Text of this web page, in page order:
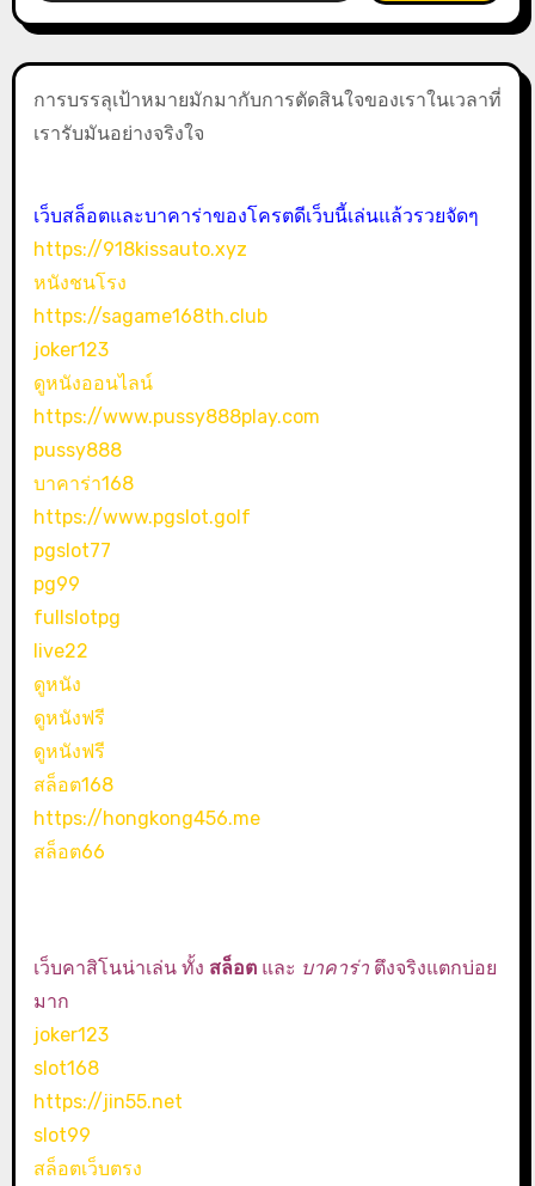
การบรรลุเป้าหมายมักมากับการตัดสินใจของเราในเวลาที่
เรารับมันอย่างจริงใจ
เว็บสล็อตและบาคาร่าของโครตดีเว็บนี้เล่นแล้วรวยจัดๆ
https://918kissauto.xyz
หนังชนโรง
https://sagame168th.club
joker123
ดูหนังออนไลน์
https://www.pussy888play.com
pussy888
บาคาร่า168
https://www.pgslot.golf
pgslot77
pg99
fullslotpg
live22
ดูหนัง
ดูหนังฟรี
ดูหนังฟรี
สล็อต168
https://hongkong456.me
สล็อต66
เว็บคาสิโนน่าเล่น ทั้ง สล็อตและ บาคาร่าตึงจริงแตกบ่อย
มาก
joker123
slot168
https://jin55.net
slot99
สล็อตเว็บตรง